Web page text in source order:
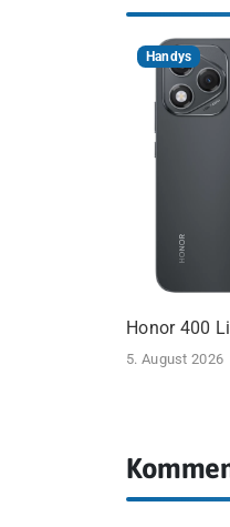
Handys
Honor 400
5. August 2026